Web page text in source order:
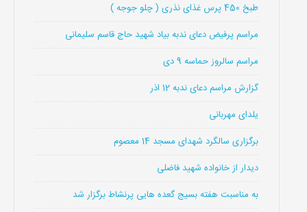
طبخ 450 پرس غذای نذری ( چلو جوجه )
مراسم پرفیض دعای ندبه بیاد شهید حاج قاسم سلیمانی
مراسم سالروز حماسه 9 دی
گزارش مراسم دعای ندبه 12 اذر
یلدای مهربانی
برگزاری سالگرد شهدای مسجد 14 معصوم
دیدار از خانواده شهید فاضلی
به مناسبت هفته بسیج گعده هایی پرنشاط برگزار شد